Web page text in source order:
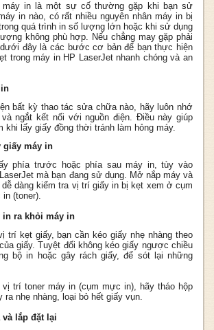
máy in là một sự cố thường gặp khi bạn sử
in nào, có rất nhiều nguyên nhân máy in bị
quá trình in số lượng lớn hoặc khi sử dụng
không phù hợp. Nếu chẳng may gặp phải
đây là các bước cơ bản để bạn thực hiện
trong máy in HP LaserJet nhanh chóng và an
bất kỳ thao tác sửa chữa nào, hãy luôn nhớ
ngắt kết nối với nguồn điện. Điều này giúp
khi lấy giấy đồng thời tránh làm hỏng máy.
giấy máy in
phía trước hoặc phía sau máy in, tùy vào
mà bạn đang sử dụng. Mở nắp máy và
dàng kiểm tra vị trí giấy in bị kẹt xem ở cụm
(toner).
in ra khỏi máy in
trí kẹt giấy, bạn cần kéo giấy nhẹ nhàng theo
giấy. Tuyệt đối không kéo giấy ngược chiều
bộ in hoặc gây rách giấy, để sót lại những
trí toner máy in (cụm mực in), hãy tháo hộp
ra nhẹ nhàng, loại bỏ hết giấy vụn.
lắp đặt lại